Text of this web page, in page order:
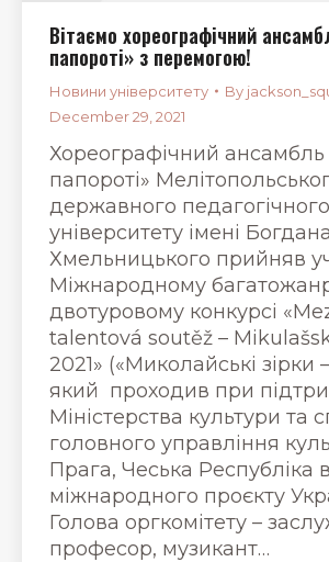
Вітаємо хореографічний
папороті» з перемогою!
Новини університету By
December 29, 2021
Хореографічний ансамбль
папороті»
державного педагогічного
університету імені Богдана
Хмельницького прийняв
Міжнародному
двотуровому конкурсі
talentová soutěž –
2021» («Миколайські зірки
який проходив при
Міністерства культури та
головного управління
Прага, Чеська Республіка
міжнародного проєкту
Голова оргкомітету –
професор, музикант…